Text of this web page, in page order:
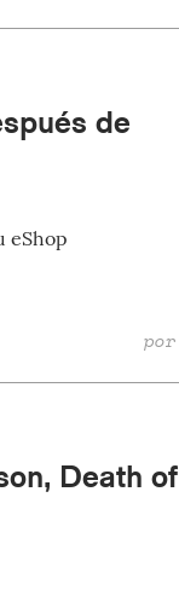
de
eShop
por
Death of